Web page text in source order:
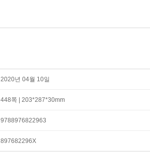
2020년 04월 10일
448쪽 | 203*287*30mm
9788976822963
897682296X